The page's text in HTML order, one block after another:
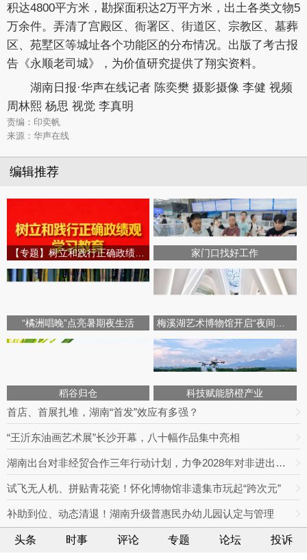
积达4800平方米，勘探面积达2万平方米，出土各类文物5
万余件。弄清了宫殿区、衙署区、街道区、宗教区、墓葬
区、苑墅区等城址各个功能区的分布情况。出版了考古报
告《永顺老司城》，为价值研究提供了翔实资料。
湖南日报·华声在线记者 陈奕樊 摄影摄像 李健 视频
周林熙 杨思 视觉 李真明
责编：印奕帆
来源：华声在线
编辑推荐
家门口找好工作
“橘洲唱晚”点亮暑期夜生活
稻谷归仓 科技赋能脐橙产业
首店、首展扎堆，湖南“首发”效应有多强？
“王沂东油画艺术展”长沙开幕，八十幅作品集中亮相
湖南出台对非经贸合作三年行动计划，力争2028年对非进出口额达800亿元
试飞无人机、拼贴青花瓷！怀化博物馆非遗集市玩起“跨次元”
补助到位、动态清退！湖南升级普惠民办幼儿园认定与管理
头条 时事 评论 专题 论坛 投诉